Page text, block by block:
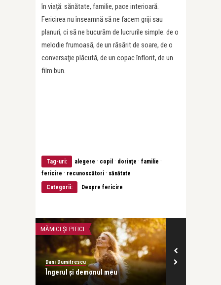
în viață: sănătate, familie, pace interioară.
Fericirea nu înseamnă să ne facem griji sau
planuri, ci să ne bucurăm de lucrurile simple: de o
melodie frumoasă, de un răsărit de soare, de o
conversaţie plăcută, de un copac înflorit, de un
film bun.
Tag-uri: alegere · copil · dorinţe · familie ·
fericire · recunoscători · sănătate
Categorii:
Despre fericire
MĂMICI ȘI PITICI
Dani Dumitrescu
Îngerul şi demonul meu